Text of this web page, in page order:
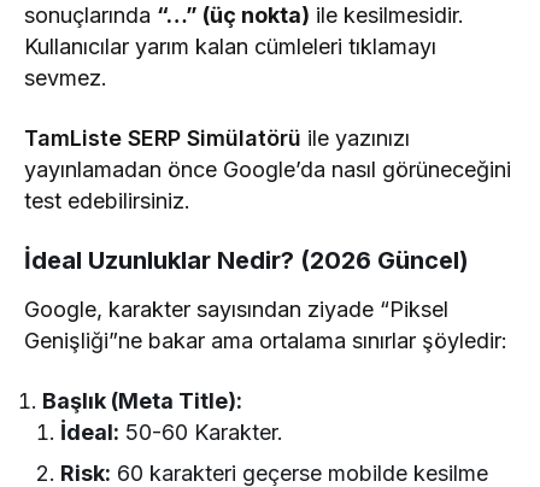
sonuçlarında “…” (üç nokta) ile kesilmesidir.
Kullanıcılar yarım kalan cümleleri tıklamayı
sevmez.
TamListe SERP Simülatörü ile yazınızı
yayınlamadan önce Google’da nasıl görüneceğini
test edebilirsiniz.
İdeal Uzunluklar Nedir? (2026 Güncel)
Google, karakter sayısından ziyade “Piksel
Genişliği”ne bakar ama ortalama sınırlar şöyledir:
Başlık (Meta Title):
İdeal: 50-60 Karakter.
Risk: 60 karakteri geçerse mobilde kesilme